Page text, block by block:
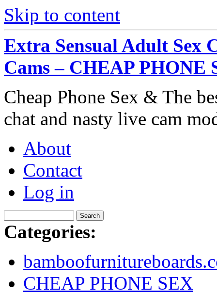
Skip to content
Extra Sensual Adult Sex
Cams – CHEAP PHONE
Cheap Phone Sex & The
chat and nasty live cam
About
Contact
Log in
Categories:
CHEAP PHONE SEX